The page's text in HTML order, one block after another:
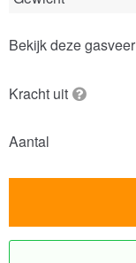
Bekijk deze gasveer
Kracht uit
Aantal